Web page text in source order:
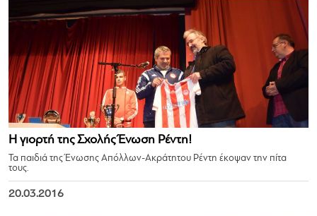
Η γιορτή της Σχολής Ένωση Ρέντη!
Τα παιδιά της Ένωσης Απόλλων-Ακράτητου Ρέντη έκοψαν την πίτα
τους.
20.03.2016